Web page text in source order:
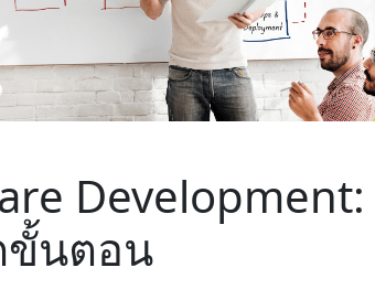
Development:
ขั้นตอน